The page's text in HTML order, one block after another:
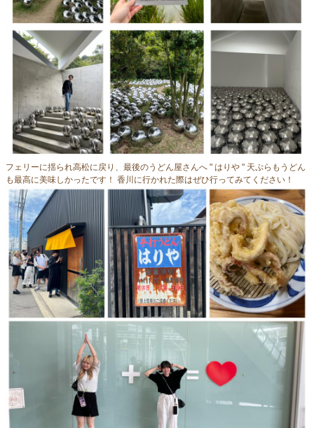
フェリーに揺られ高松に戻り、最後のうどん屋さんへ " はりや " 天ぷらもうどん
も最高に美味しかったです！ 香川に行かれた際はぜひ行ってみてください！